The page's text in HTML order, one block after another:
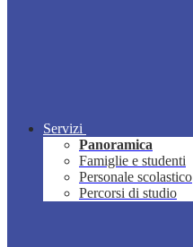
Servizi
Panoramica
Famiglie e studenti
Personale scolastico
Percorsi di studio